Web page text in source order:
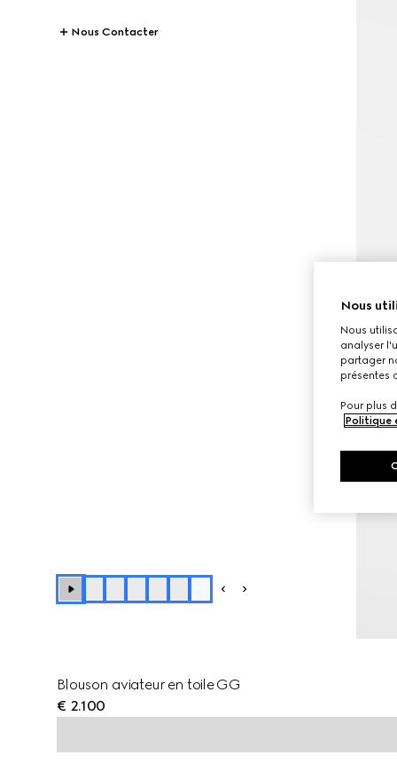
Nous Contacter
Blouson aviateur en toile GG
€ 2.100
Nous
Nous
analyser
partager
présentes
Pour plus
Politique